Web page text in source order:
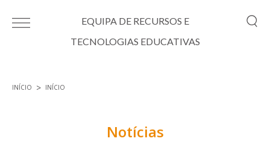
EQUIPA DE RECURSOS E
TECNOLOGIAS EDUCATIVAS
INÍCIO INÍCIO
Notícias